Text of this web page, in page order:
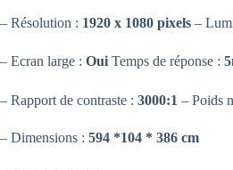
– Résolution : 1920 x 1080 pixels –
– Ecran large : Oui Temps de réponse :
– Rapport de contraste : 3000:1 – Poids
– Dimensions : 594 *104 * 386 cm